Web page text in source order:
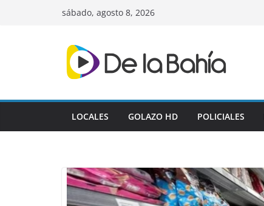
sábado, agosto 8, 2026
LOCALES GOLAZO HD POLICIALES